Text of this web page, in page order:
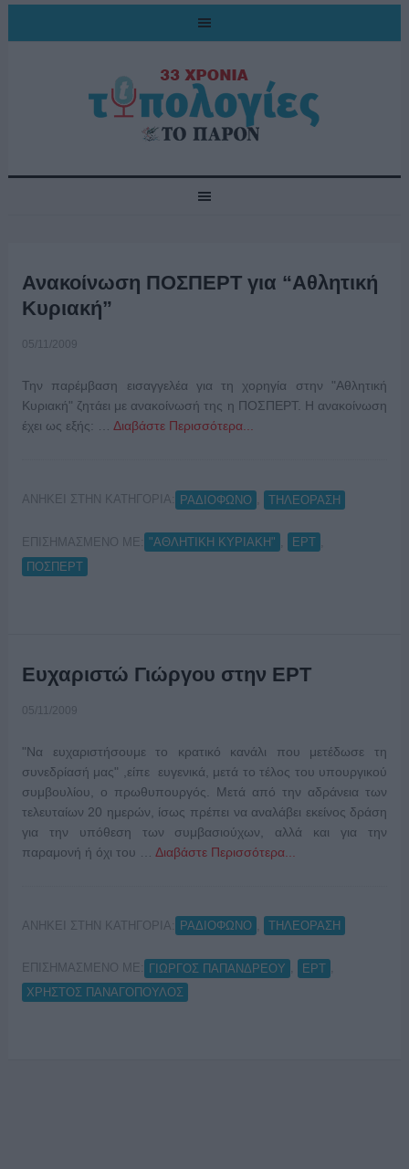
Ανακοίνωση ΠΟΣΠΕΡΤ για “Αθλητική
Κυριακή”
05/11/2009
Την παρέμβαση εισαγγελέα για τη χορηγία στην "Αθλητική
Κυριακή" ζητάει με ανακοίνωσή της η ΠΟΣΠΕΡΤ. Η ανακοίνωση
έχει ως εξής: … Διαβάστε Περισσότερα...
ΑΝΗΚΕΙ ΣΤΗΝ ΚΑΤΗΓΟΡΙΑ: ΡΑΔΙΟΦΩΝΟ ΤΗΛΕΟΡΑΣΗ
ΕΠΙΣΗΜΑΣΜΕΝΟ ΜΕ: "ΑΘΛΗΤΙΚΗ ΚΥΡΙΑΚΗ" ΕΡΤ
ΠΟΣΠΕΡΤ
Ευχαριστώ Γιώργου στην ΕΡΤ
05/11/2009
"Να ευχαριστήσουμε το κρατικό κανάλι που μετέδωσε τη
συνεδρίασή μας" ,είπε ευγενικά, μετά το τέλος του υπουργικού
συμβουλίου, ο πρωθυπουργός. Μετά από την αδράνεια των
τελευταίων 20 ημερών, ίσως πρέπει να αναλάβει εκείνος δράση
για την υπόθεση των συμβασιούχων, αλλά και για την
παραμονή ή όχι του … Διαβάστε Περισσότερα...
ΑΝΗΚΕΙ ΣΤΗΝ ΚΑΤΗΓΟΡΙΑ: ΡΑΔΙΟΦΩΝΟ ΤΗΛΕΟΡΑΣΗ
ΕΠΙΣΗΜΑΣΜΕΝΟ ΜΕ: ΓΙΩΡΓΟΣ ΠΑΠΑΝΔΡΕΟΥ ΕΡΤ
ΧΡΗΣΤΟΣ ΠΑΝΑΓΟΠΟΥΛΟΣ